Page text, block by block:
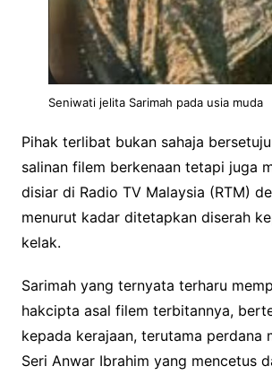
Seniwati jelita Sarimah pada usia muda
Pihak terlibat bukan sahaja
salinan filem berkenaan tetapi juga
disiar di Radio TV Malaysia (RTM)
menurut kadar ditetapkan diserah
kelak.
Sarimah yang ternyata terharu
hakcipta asal filem terbitannya,
kepada kerajaan, terutama perdana
Seri Anwar Ibrahim yang mencetus